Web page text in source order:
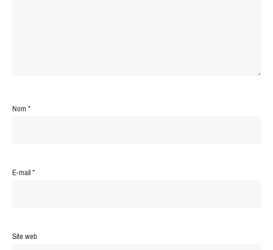
Nom*
E-mail*
Site web